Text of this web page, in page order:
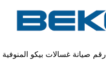
رقم صيانة غسالات بيكو المنوفية